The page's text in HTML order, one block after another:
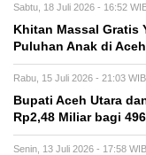
Sabtu, 18 Juli 2026 - 16:52
Khitan Massal Gratis
Puluhan Anak di
Rabu, 15 Juli 2026 - 21:03 WIB
Bupati Aceh Utara
Rp2,48 Miliar bagi
Senin, 13 Juli 2026 - 17:58 WIB